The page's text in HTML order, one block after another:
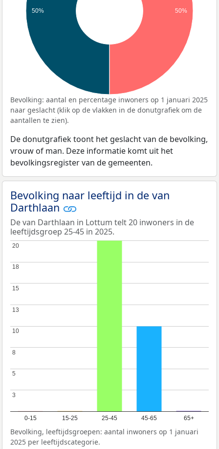
50% 50%
Bevolking: aantal en percentage inwoners op 1 januari 2025
naar geslacht (klik op de vlakken in de donutgrafiek om de
aantallen te zien).
De donutgrafiek toont het geslacht van de bevolking,
vrouw of man. Deze informatie komt uit het
bevolkingsregister van de gemeenten.
Bevolking naar leeftijd in de van
Darthlaan
De van Darthlaan in Lottum telt 20 inwoners in de
leeftijdsgroep 25-45 in 2025.
0-15 15-25 25-45 45-65 65+
3
3
5
5
8
8
10
10
13
13
15
15
18
18
20
20
Bevolking, leeftijdsgroepen: aantal inwoners op 1 januari
2025 per leeftijdscategorie.